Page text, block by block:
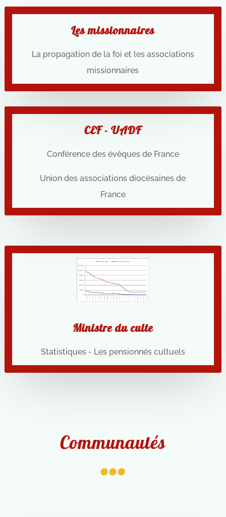
Les missionnaires
La propagation de la foi et les associations
missionnaires
CEF - UADF
Conférence des évêques de France
Union des associations diocésaines de
France
Ministre du culte
Statistiques - Les pensionnés cultuels
Communautés
...